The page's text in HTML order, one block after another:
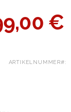
€
ARTIKELNUMMER